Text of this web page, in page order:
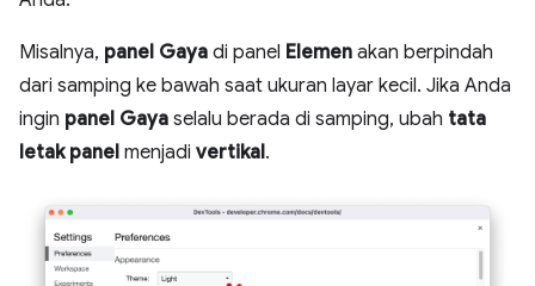
Misalnya, panel Gaya di panel Elemen akan berpindah
dari samping ke bawah saat ukuran layar kecil. Jika Anda
ingin panel Gaya selalu berada di samping, ubah tata
letak panel menjadi vertikal.